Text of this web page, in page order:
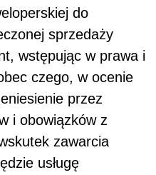
do
sprzedaży
wstępując w prawa i
czego, w ocenie
przez
i obowiązków z
zawarcia
usługę